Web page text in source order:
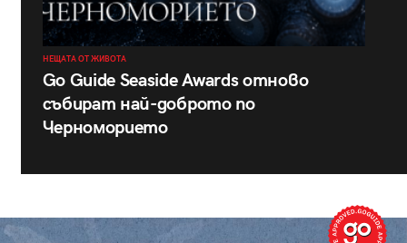
НЕЩАТА ОТ ЖИВОТА
Go Guide Seaside Awards отново
събират най-доброто по
Черноморието